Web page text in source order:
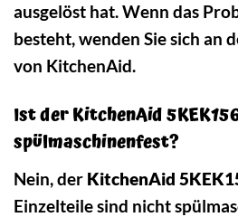
ausgelöst hat. Wenn das
besteht, wenden Sie sich an
von KitchenAid.
Ist der KitchenAid
spülmaschinenfest?
Nein, der KitchenAid
Einzelteile sind nicht